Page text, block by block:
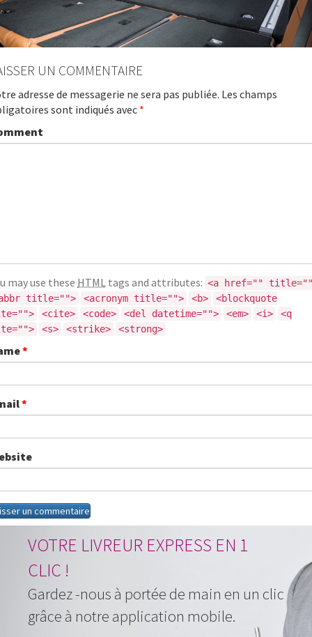
UN COMMENTAIRE
adresse de messagerie ne sera pas publiée. Les champs
sont indiqués avec *
may use these HTML tags and attributes: <a href=""
title="">
<acronym title=""> <b>
<blockquote
<cite> <code> <del datetime=""> <em> <i>
<q
<s> <strike> <strong>
*
*
VOTRE LIVREUR EXPRESS EN 1
CLIC !
Gardez -nous à portée de main en un clic
grâce à notre application mobile.